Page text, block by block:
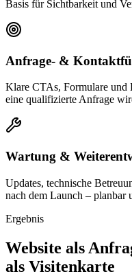
Basis für Sichtbarkeit und
Anfrage- &
Klare CTAs, Formulare und
eine qualifizierte Anfrage
Wartung &
Updates, technische
nach dem Launch – planbar
Ergebnis
Website als
als Visitenkarte